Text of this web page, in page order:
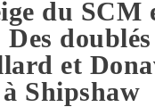
du SCM
et
Shipshaw